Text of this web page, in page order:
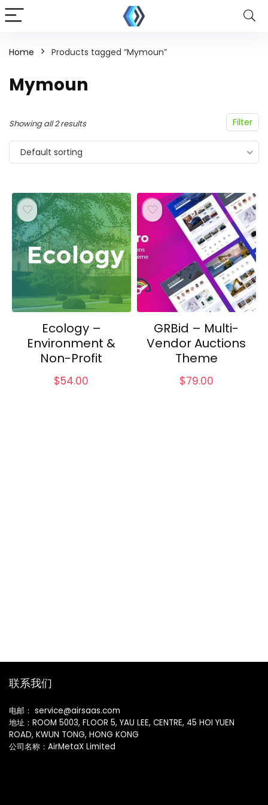
Home Products tagged “Mymoun”
Mymoun
Filter
Showing all 2 results
Default sorting
Ecology –
Environment &
Non-Profit
$54.00
GRBid – Multi-
Vendor Auctions
Theme
$79.00
联系我们
电邮： service@airsaas.com
地址：ROOM 5003, FLOOR 5, YAU LEE, CENTRE, 45 HOI YUEN
ROAD, KWUN TONG, HONG KONG
公司名称：AirMetaX Limited